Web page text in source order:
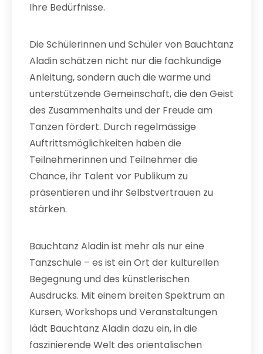
Ihre Bedürfnisse.
Die Schülerinnen und Schüler von Bauchtanz
Aladin schätzen nicht nur die fachkundige
Anleitung, sondern auch die warme und
unterstützende Gemeinschaft, die den Geist
des Zusammenhalts und der Freude am
Tanzen fördert. Durch regelmässige
Auftrittsmöglichkeiten haben die
Teilnehmerinnen und Teilnehmer die
Chance, ihr Talent vor Publikum zu
präsentieren und ihr Selbstvertrauen zu
stärken.
Bauchtanz Aladin ist mehr als nur eine
Tanzschule – es ist ein Ort der kulturellen
Begegnung und des künstlerischen
Ausdrucks. Mit einem breiten Spektrum an
Kursen, Workshops und Veranstaltungen
lädt Bauchtanz Aladin dazu ein, in die
faszinierende Welt des orientalischen